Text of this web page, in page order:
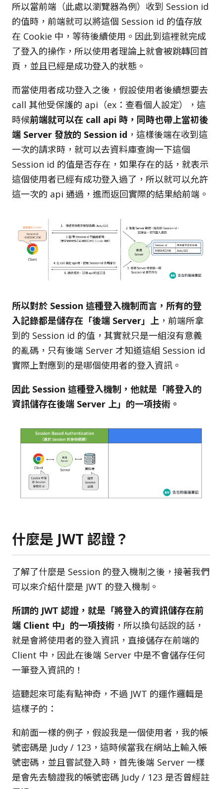
所以當前端（此處以瀏覽器為例）收到 Session id
的值時，前端就可以將這個 Session id 的值存放
在 Cookie 中，等待後續使用。因此到這裡就完成
了登入的操作，所以使用者理論上就會被跳轉回首
頁，並且已經是成功登入的狀態。
而當使用者成功登入之後，假設使用者後續想要去
call 其他受保護的 api（ex：查看個人設定），這
時候前端就可以在 call api 時，同時也帶上當初後
端 Server 發放的 Session id ，這樣後端在收到這
一次的請求時，就可以去資料庫查詢一下這個
Session id 的值是否存在，如果存在的話，就表示
這個使用者已經有成功登入過了，所以就可以允許
這一次的 api 通過，進而返回實際的結果給前端。
所以對於 Session 這種登入機制而言，所有的登
入記錄都是儲存在「後端 Server」上 ，前端所拿
到的 Session id 的值，其實就只是一組沒有意義
的亂碼，只有後端 Server 才知道這組 Session id
實際上對應到的是哪個使用者的登入資訊。
因此 Session 這種登入機制，他就是「將登入的
資訊儲存在後端 Server 上」的一項技術。
什麼是 JWT 認證？
了解了什麼是 Session 的登入機制之後，接著我們
可以來介紹什麼是 JWT 的登入機制。
所謂的 JWT 認證，就是「將登入的資訊儲存在前
端 Client 中」的一項技術 ，所以換句話說的話，
就是會將使用者的登入資訊，直接儲存在前端的
Client 中，因此在後端 Server 中是不會儲存任何
一筆登入資訊的！
這聽起來可能有點神奇，不過 JWT 的運作邏輯是
這樣子的：
和前面一樣的例子，假設我是一個使用者，我的帳
號密碼是 Judy / 123，這時候當我在網站上輸入帳
號密碼，並且嘗試登入時，首先後端 Server 一樣
是會先去驗證我的帳號密碼 Judy / 123 是否曾經註